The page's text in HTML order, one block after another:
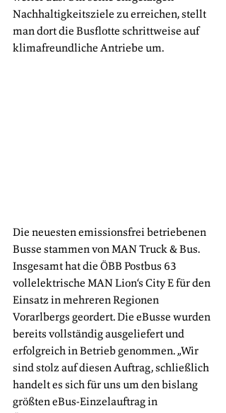
Nachhaltigkeitsziele zu erreichen, stellt
man dort die Busflotte schrittweise auf
klimafreundliche Antriebe um.
Die neuesten emissionsfrei betriebenen
Busse stammen von MAN Truck & Bus.
Insgesamt hat die ÖBB Postbus 63
vollelektrische MAN Lion‘s City E für den
Einsatz in mehreren Regionen
Vorarlbergs geordert. Die eBusse wurden
bereits vollständig ausgeliefert und
erfolgreich in Betrieb genommen. „Wir
sind stolz auf diesen Auftrag, schließlich
handelt es sich für uns um den bislang
größten eBus-Einzelauftrag in